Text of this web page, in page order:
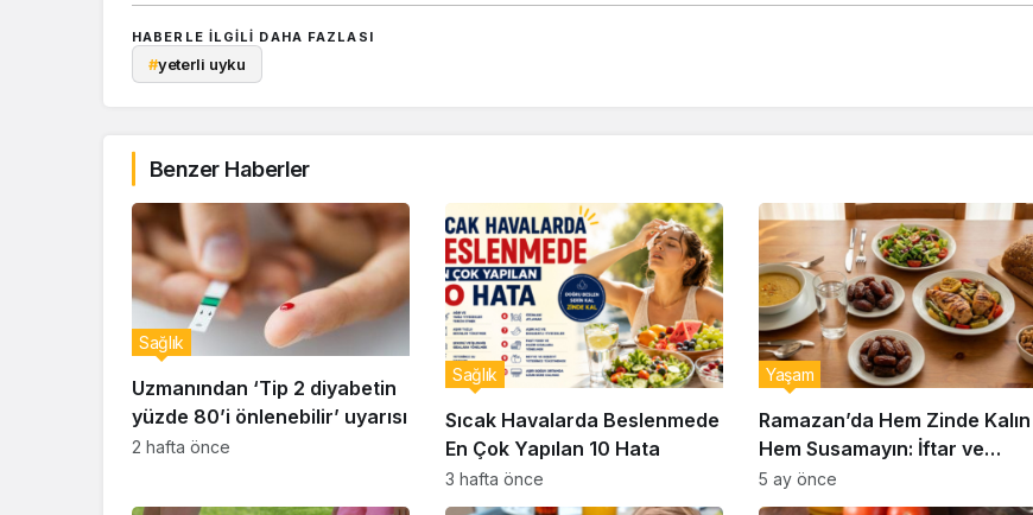
HABERLE ILGILI DAHA FAZLASI
#yeterli uyku
Benzer Haberler
Uzmanından ‘Tip 2 diyabetin
yüzde 80’i önlenebilir’ uyarısı
Sağlık
2 hafta önce
Sıcak Havalarda Beslenmede
En Çok Yapılan 10 Hata
Sağlık
3 hafta önce
Ramazan’da Hem Zinde Kalın
Hem Susamayın: İftar ve
Sahur İçin Altın Kurallar
Yaşam
5 ay önce